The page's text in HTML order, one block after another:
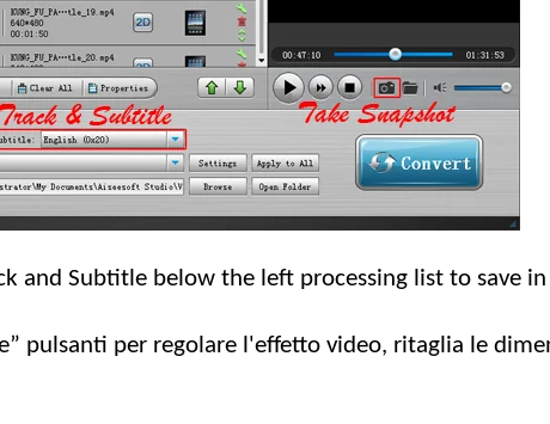
and Subtitle below the left processing list to save
pulsanti per regolare l'effetto video, ritaglia le